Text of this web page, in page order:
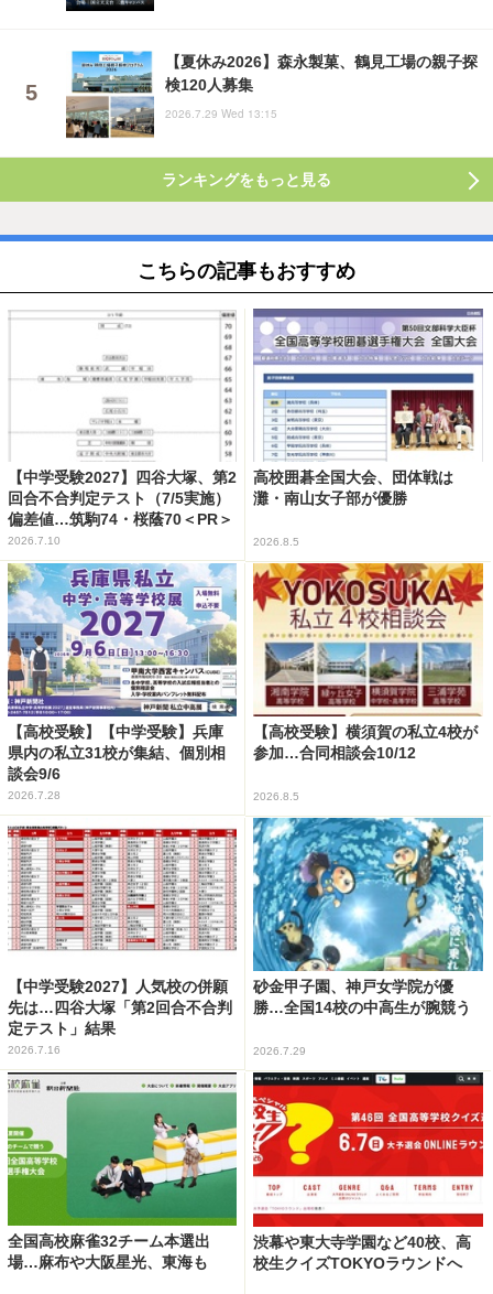
【夏休み2026】森永製菓、鶴見工場の親子探
検120人募集
2026.7.29 Wed 13:15
ランキングをもっと見る
こちらの記事もおすすめ
【中学受験2027】四谷大塚、第2
回合不合判定テスト（7/5実施）
偏差値…筑駒74・桜蔭70＜PR＞
2026.7.10
高校囲碁全国大会、団体戦は
灘・南山女子部が優勝
2026.8.5
【高校受験】【中学受験】兵庫
県内の私立31校が集結、個別相
談会9/6
2026.7.28
【高校受験】横須賀の私立4校が
参加…合同相談会10/12
2026.8.5
【中学受験2027】人気校の併願
先は…四谷大塚「第2回合不合判
定テスト」結果
2026.7.16
砂金甲子園、神戸女学院が優
勝…全国14校の中高生が腕競う
2026.7.29
全国高校麻雀32チーム本選出
場…麻布や大阪星光、東海も
渋幕や東大寺学園など40校、高
校生クイズTOKYOラウンドへ